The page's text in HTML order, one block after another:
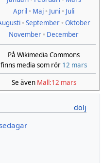
April • Maj • Juni • Juli
• September • Oktober
November • December
På Wikimedia Commons
finns media som rör 12 mars
Se även Mall:12 mars